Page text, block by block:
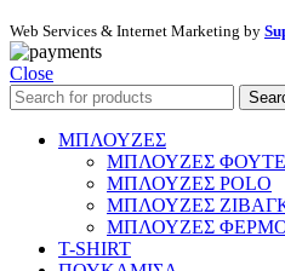
Web Services & Internet Marketing by
Close
ΜΠΛΟΥΖΕΣ
ΜΠΛΟΥΖΕΣ
ΜΠΛΟΥΖΕΣ POLO
ΜΠΛΟΥΖΕΣ
ΜΠΛΟΥΖΕΣ
T-SHIRT